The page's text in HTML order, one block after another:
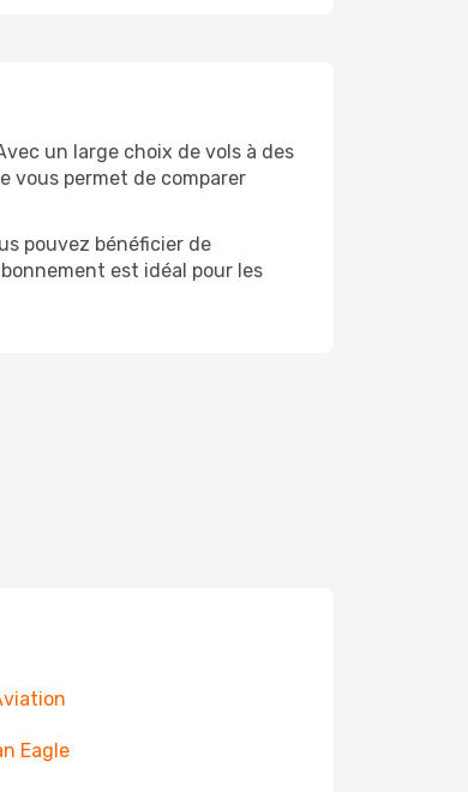
un large choix de vols à des
vous permet de comparer
pouvez bénéficier de
est idéal pour les
Eagle